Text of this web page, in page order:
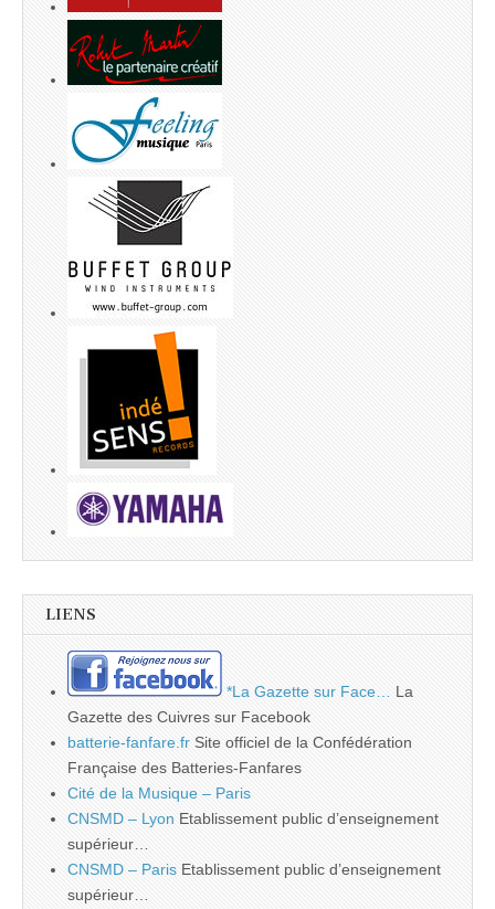
LIENS
*La Gazette sur Face…
La
Gazette des Cuivres sur Facebook
batterie-fanfare.fr Site officiel de la Confédération
Française des Batteries-Fanfares
Cité de la Musique – Paris
CNSMD – Lyon Etablissement public d’enseignement
supérieur…
CNSMD – Paris Etablissement public d’enseignement
supérieur…